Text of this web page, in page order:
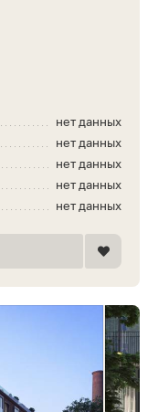
нет данных
нет данных
нет данных
нет данных
нет данных